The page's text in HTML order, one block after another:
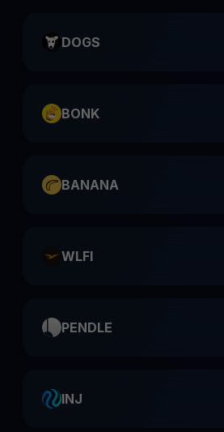
DOGS
BONK
BANANA
WLFI
PENDLE
INJ